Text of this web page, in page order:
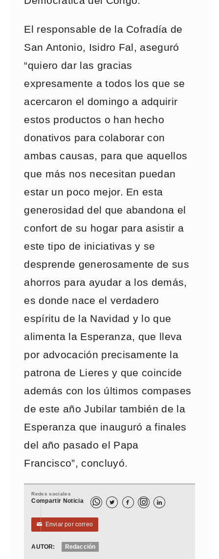
El responsable de la Cofradía de
San Antonio, Isidro Fal, aseguró
“quiero dar las gracias
expresamente a todos los que se
acercaron el domingo a adquirir
estos productos o han hecho
donativos para colaborar con
ambas causas, para que aquellos
que más nos necesitan puedan
estar un poco mejor. En esta
generosidad del que abandona el
confort de su hogar para asistir a
este tipo de iniciativas y se
desprende generosamente de sus
ahorros para ayudar a los demás,
es donde nace el verdadero
espíritu de la Navidad y lo que
alimenta la Esperanza, que lleva
por advocación precisamente la
patrona de Lieres y que coincide
además con los últimos compases
de este año Jubilar también de la
Esperanza que inauguró a finales
del año pasado el Papa
Francisco”, concluyó.
Redes sociales
Compartir Noticia   
✉ Enviar por correo
AUTOR: Redacción